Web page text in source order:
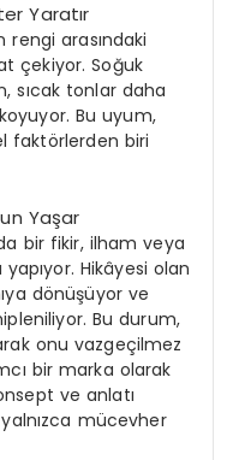
Yaratır
rengi arasındaki
çekiyor. Soğuk
sıcak tonlar daha
Bu uyum,
faktörlerden biri
Yaşar
bir fikir, ilham veya
Hikâyesi olan
dönüşüyor ve
Bu durum,
onu vazgeçilmez
bir marka olarak
ve anlatı
mücevher